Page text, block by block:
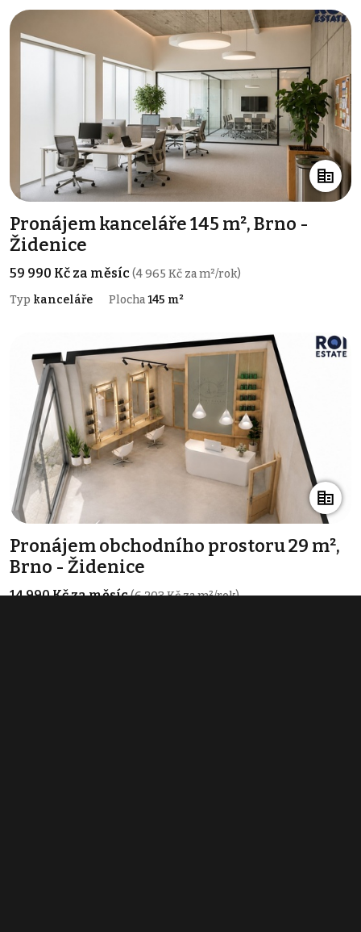
Pronájem kanceláře 145 m², Brno -
Židenice
59 990 Kč za měsíc(4 965 Kč za m²/rok)
Typ kanceláře Plocha145 m²
Pronájem obchodního prostoru 29 m²,
Brno - Židenice
14 990 Kč za měsíc(6 203 Kč za m²/rok)